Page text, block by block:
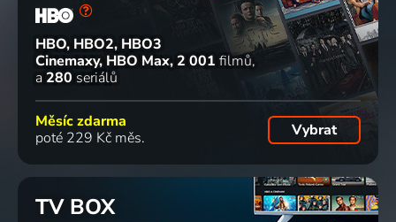
HBO, HBO2, HBO3
Cinemaxy, HBO Max 2 001 filmů
a 280 seriálů
Měsíc zdarma
poté 229 Kč měs.
Vybrat
TV BOX